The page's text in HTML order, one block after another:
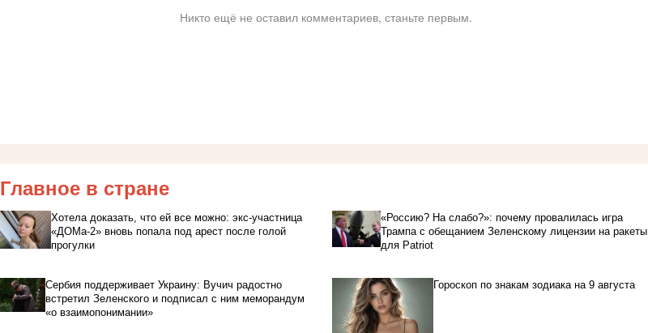
Никто ещё не оставил комментариев, станьте первым.
Главное в стране
Хотела доказать, что ей все можно: экс-участница
«ДОМа-2» вновь попала под арест после голой
прогулки
«Россию? На слабо?»: почему провалилась игра
Трампа с обещанием Зеленскому лицензии на ракеты
для Patriot
Сербия поддерживает Украину: Вучич радостно
встретил Зеленского и подписал с ним меморандум
«о взаимопонимании»
Гороскоп по знакам зодиака на 9 августа